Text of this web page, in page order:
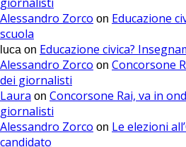
Alessandro Zorco on Educazione
scuola
luca on Educazione civica?
Alessandro Zorco on Concorsone
dei giornalisti
Laura on Concorsone Rai, va in
giornalisti
Alessandro Zorco on Le elezioni
candidato